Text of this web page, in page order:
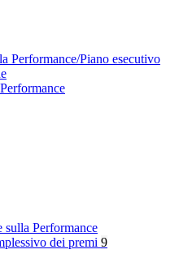
Performance/Piano esecutivo
sulla Performance
dei premi 9